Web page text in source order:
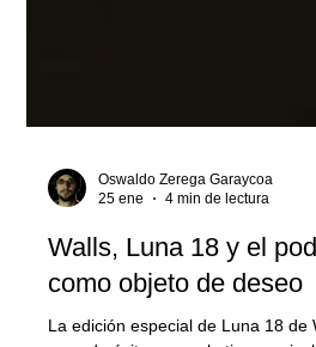
25 ene
4 min de lectura
Walls, Luna 18 y el
como objeto de deseo